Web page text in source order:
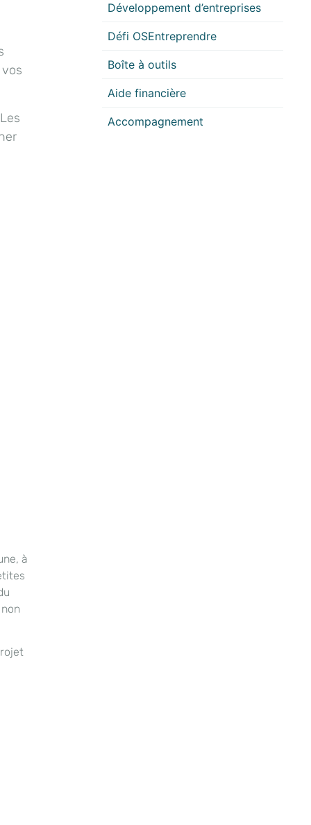
à
Développement d’entreprises
Défi OSEntreprendre
Boîte à outils
Aide financière
Accompagnement